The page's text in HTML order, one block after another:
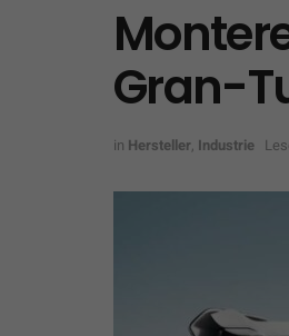
Gran-
in Hersteller, Industrie